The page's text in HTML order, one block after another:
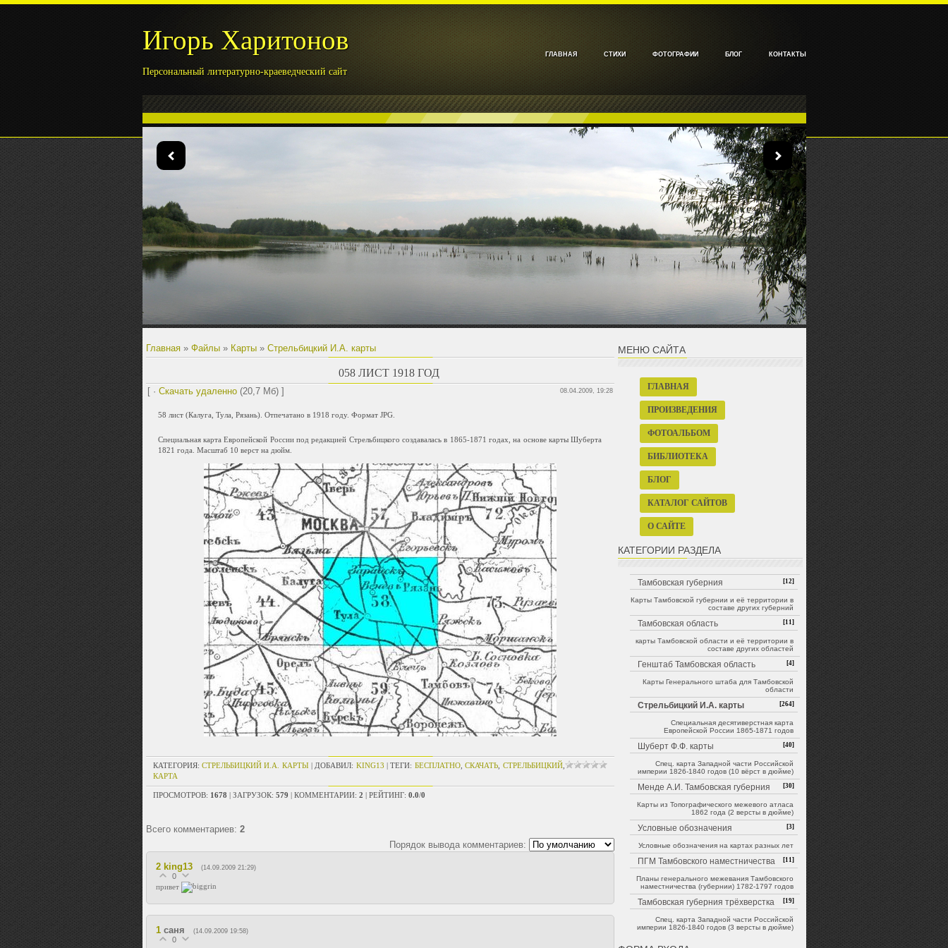
ГЛАВНАЯ СТИХИ ФОТОГРАФИИ БЛОГ КОНТАКТЫ
Игорь Харитонов
Персональный литературно-краеведческий сайт
Главная» Файлы» Карты» Стрельбицкий И.А. карты
058 ЛИСТ 1918 ГОД
[ · Скачать удаленно(20,7 Мб) ] 08.04.2009, 19:28
58 лист (Калуга, Тула, Рязань). Отпечатано в 1918 году. Формат JPG.
Специальная карта Европейской России под редакцией Стрельбицкого создавалась в 1865-1871 годах, на основе карты Шуберта
1821 года. Масштаб 10 верст на дюйм.
КАТЕГОРИЯ: СТРЕЛЬБИЦКИЙ И.А. КАРТЫ | ДОБАВИЛ: KING13 |ТЕГИ: БЕСПЛАТНО,СКАЧАТЬ СТРЕЛЬБИЦКИЙ,
КАРТА
ПРОСМОТРОВ: 1678 | ЗАГРУЗОК: 579 | КОММЕНТАРИИ: 2 | РЕЙТИНГ: 0.0/0
Всего комментариев: 2
Порядок вывода комментариев:
2 king13 (14.09.2009 21:29)
0
привет
1 саня (14.09.2009 19:58)
0
МЕНЮ САЙТА
ГЛАВНАЯ
ПРОИЗВЕДЕНИЯ
ФОТОАЛЬБОМ
БИБЛИОТЕКА
БЛОГ
КАТАЛОГ САЙТОВ
О САЙТЕ
КАТЕГОРИИ РАЗДЕЛА
Тамбовская губерния [12]
Карты Тамбовской губернии и её территории в
составе других губерний
Тамбовская область [11]
карты Тамбовской области и её территории в
составе других областей
Генштаб Тамбовская область [4]
Карты Генерального штаба для Тамбовской
области
Стрельбицкий И.А. карты [264]
Специальная десятиверстная карта
Европейской России 1865-1871 годов
Шуберт Ф.Ф. карты [40]
Спец. карта Западной части Российской
империи 1826-1840 годов (10 вёрст в дюйме)
Менде А.И. Тамбовская губерния [30]
Карты из Топографического межевого атласа
1862 года (2 версты в дюйме)
Условные обозначения [3]
Условные обозначения на картах разных лет
ПГМ Тамбовского наместничества [11]
Планы генерального межевания Тамбовского
наместничества (губернии) 1782-1797 годов
Тамбовская губерния трёхверстка [19]
Спец. карта Западной части Российской
империи 1826-1840 годов (3 версты в дюйме)